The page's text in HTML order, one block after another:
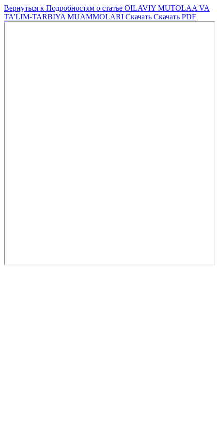
Вернуться к Подробностям о статье OILAVIY MUTOLAA VA
TA’LIM-TARBIYA MUAMMOLARI Скачать Скачать PDF